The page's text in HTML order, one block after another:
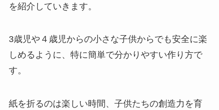
を紹介していきます。
3歳児や４歳児からの小さな子供からでも安全に楽
しめるように、特に簡単で分かりやすい作り方で
す。
紙を折るのは楽しい時間、子供たちの創造力を育